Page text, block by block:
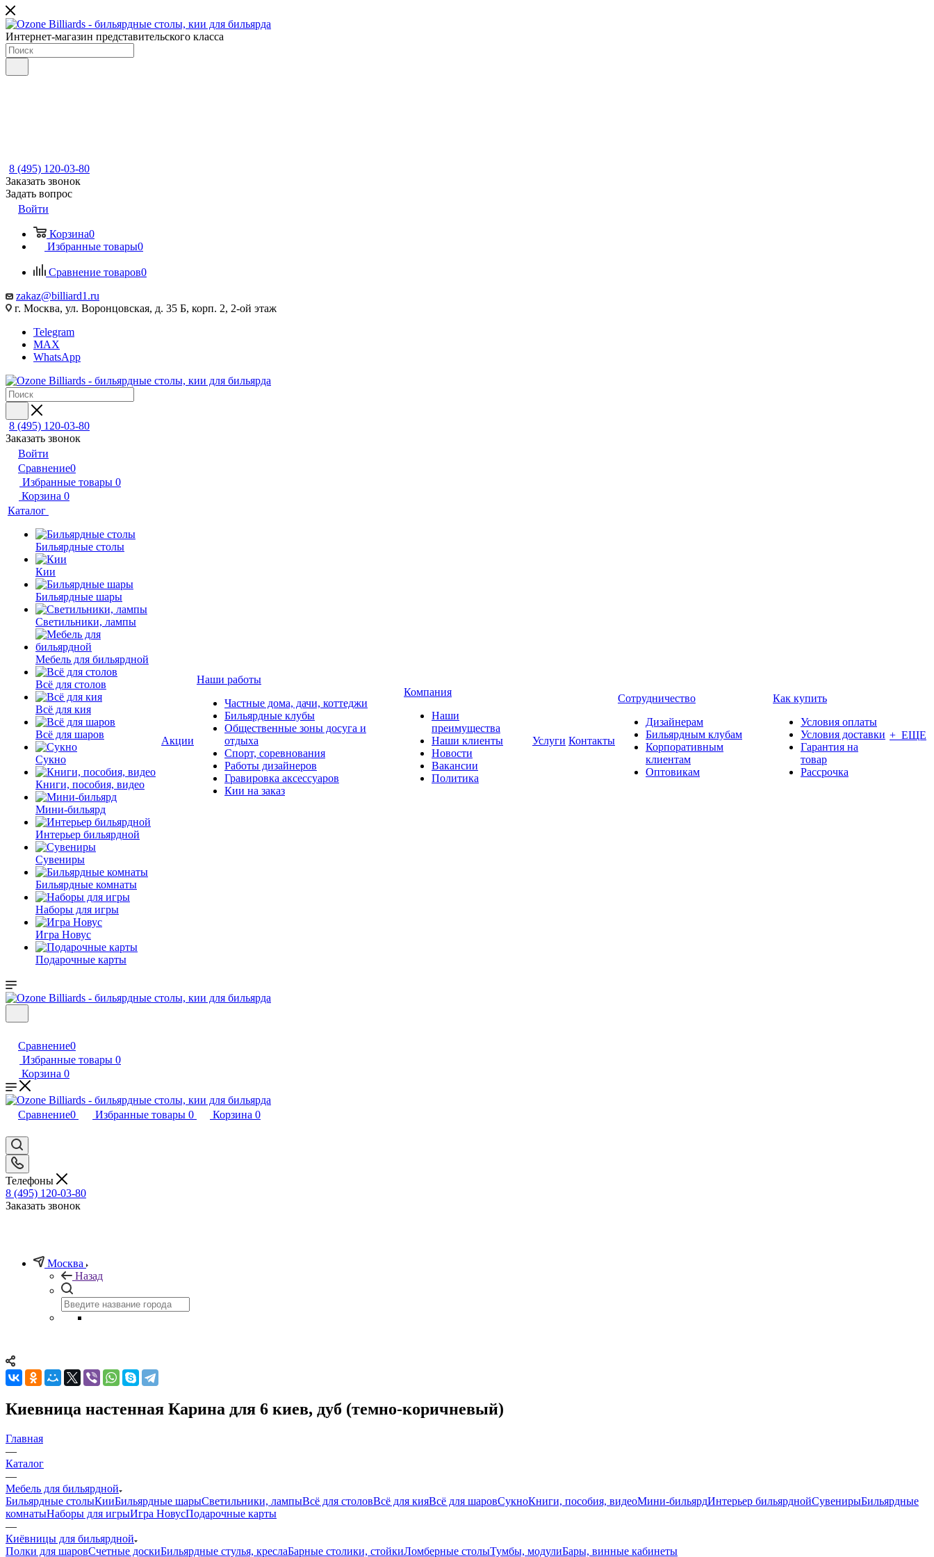
Интернет-магазин представительского класса
8 (495) 120-03-80
Заказать звонок
Задать вопрос
Войти
Корзина0
Избранные товары0
Сравнение товаров0
zakaz@billiard1.ru
г. Москва, ул. Воронцовская, д. 35 Б, корп. 2, 2-ой этаж
Telegram
MAX
WhatsApp
8 (495) 120-03-80
Заказать звонок
Войти
Сравнение0
Избранные товары 0
Корзина 0
Каталог
Бильярдные столы
Кии
Бильярдные шары
Светильники, лампы
Мебель для бильярдной
Всё для столов
Всё для кия
Всё для шаров
Сукно
Книги, пособия, видео
Мини-бильярд
Интерьер бильярдной
Сувениры
Бильярдные комнаты
Наборы для игры
Игра Новус
Подарочные карты
Акции
Наши работы
Частные дома, дачи, коттеджи
Бильярдные клубы
Общественные зоны досуга и
отдыха
Спорт, соревнования
Работы дизайнеров
Гравировка аксессуаров
Кии на заказ
Компания
Наши
преимущества
Наши клиенты
Новости
Вакансии
Политика
Услуги Контакты
Сотрудничество
Дизайнерам
Бильярдным клубам
Корпоративным
клиентам
Оптовикам
Как купить
Условия оплаты
Условия доставки
Гарантия на
товар
Рассрочка
+ ЕЩЕ
Сравнение0
Избранные товары 0
Корзина 0
Сравнение0 Избранные товары 0 Корзина 0
Телефоны
8 (495) 120-03-80
Заказать звонок
Москва
Назад
Киевница настенная Карина для 6 киев, дуб (темно-коричневый)
Главная
—
Каталог
—
Мебель для бильярдной
Бильярдные столыКииБильярдные шарыСветильники, лампыВсё для столовВсё для кияВсё для шаровСукноКниги, пособия, видеоМини-бильярдИнтерьер бильярднойСувенирыБильярдные
комнатыНаборы для игрыИгра НовусПодарочные карты
—
Киёвницы для бильярдной
Полки для шаровСчетные доскиБильярдные стулья, креслаБарные столики, стойкиЛомберные столыТумбы, модулиБары, винные кабинеты